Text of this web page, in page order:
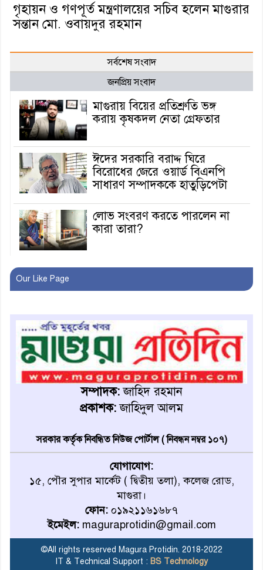
গৃহায়ন ও গণপূর্ত মন্ত্রণালয়ের সচিব হলেন মাগুরার
সন্তান মো. ওবায়দুর রহমান
সর্বশেষ সংবাদ
জনপ্রিয় সংবাদ
মাগুরায় বিয়ের প্রতিশ্রুতি ভঙ্গ
করায় কৃষকদল নেতা গ্রেফতার
ঈদের সরকারি বরাদ্দ ঘিরে
বিরোধের জেরে ওয়ার্ড বিএনপি
সাধারণ সম্পাদককে হাতুড়িপেটা
লোভ সংবরণ করতে পারলেন না
কারা তারা?
অনূর্ধ্ব-১৭ জাতীয় চ্যাম্পিয়ন মাগুরা
রোববার থেকে ভারতীয় ট্যুরিস্ট
ভিসা চালু
মাগুরায় জাতীয় ভিটামিন ‘এ’ প্লাস
ক্যাম্পেইন উপলক্ষে সাংবাদিক
অবহিতকরণ
কর্মসূচি প্রতিরোধে বিএনপির
মোটরসাইকেল শোডাউন
খুব শিঘ্রই কর্মস্থলে ফিরবেন
মাগুরার ডিসি
মহম্মদপুর থানার ওসিকে ক্লোজ
Our Like Page
সম্পাদক:জাহিদ রহমান
প্রকাশক:জাহিদুল আলম
সরকার কর্তৃক নিবন্ধিত নিউজ পোর্টাল ( নিবন্ধন নম্বর ১০৭)
যোগাযোগ:
১৫, পৌর সুপার মার্কেট ( দ্বিতীয় তলা), কলেজ রোড,
মাগুরা।
ফোন: ০১৯২১১৬১৬৮৭
ইমেইল: maguraprotidin@gmail.com
©All rights reserved Magura Protidin. 2018-2022
IT & Technical Support : BS Technology